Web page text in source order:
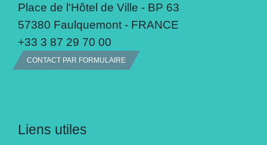
Place de l'Hôtel de Ville - BP 63
57380 Faulquemont - FRANCE
+33 3 87 29 70 00
CONTACT PAR FORMULAIRE
Liens utiles